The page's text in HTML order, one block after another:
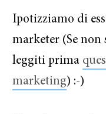
Ipotizziamo di
marketer (Se non
leggiti prima
marketing) :-)